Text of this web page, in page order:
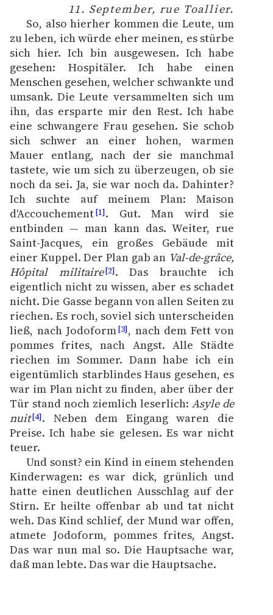
Kontakt
O projekcie
Zespół
Zasady wykorzystania
Wolnych Lektur
Logotypy
Materiały promocyjne
Polityka prywatności
Regulamin biblioteki
Dane fundacji i
sprawozdania finansowe
Regulamin darowizn
Informacja o treściach
wrażliwych
Deklaracja dostępności
11. September, rue Toallier.
So, also hierher kommen die Leute, um
zu leben, ich würde eher meinen, es stürbe
sich hier. Ich bin ausgewesen. Ich habe
gesehen: Hospitäler. Ich habe einen
Menschen gesehen, welcher schwankte und
umsank. Die Leute versammelten sich um
ihn, das ersparte mir den Rest. Ich habe
eine schwangere Frau gesehen. Sie schob
sich schwer an einer hohen, warmen
Mauer entlang, nach der sie manchmal
tastete, wie um sich zu überzeugen, ob sie
noch da sei. Ja, sie war noch da. Dahinter?
Ich suchte auf meinem Plan: Maison
d'Accouchement[1]. Gut. Man wird sie
entbinden — man kann das. Weiter, rue
Saint-Jacques, ein großes Gebäude mit
einer Kuppel. Der Plan gab an Val-de-grâce,
Hôpital militaire[2]. Das brauchte ich
eigentlich nicht zu wissen, aber es schadet
nicht. Die Gasse begann von allen Seiten zu
riechen. Es roch, soviel sich unterscheiden
ließ, nach Jodoform[3], nach dem Fett von
pommes frites, nach Angst. Alle Städte
riechen im Sommer. Dann habe ich ein
eigentümlich starblindes Haus gesehen, es
war im Plan nicht zu finden, aber über der
Tür stand noch ziemlich leserlich: Asyle de
nuit[4]. Neben dem Eingang waren die
Preise. Ich habe sie gelesen. Es war nicht
teuer.
Und sonst? ein Kind in einem stehenden
Kinderwagen: es war dick, grünlich und
hatte einen deutlichen Ausschlag auf der
Stirn. Er heilte offenbar ab und tat nicht
weh. Das Kind schlief, der Mund war offen,
atmete Jodoform, pommes frites, Angst.
Das war nun mal so. Die Hauptsache war,
daß man lebte. Das war die Hauptsache.